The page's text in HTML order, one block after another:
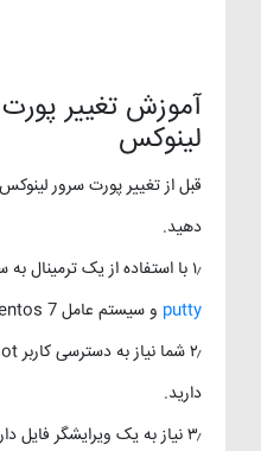
لینوکس
قبل از تغییر پورت سرور
دهید.
۱٫ با استفاده از یک ترمینال به سرور خود متصل شوید. ( ما از
putty و سیستم عامل centos 7 استفاده می‌کنیم)
دارید.